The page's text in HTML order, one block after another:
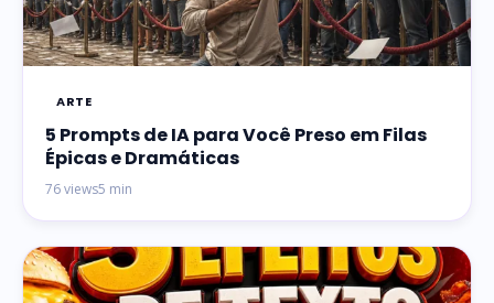
ARTE
5 Prompts de IA para Você Preso em Filas
Épicas e Dramáticas
76 views5 min